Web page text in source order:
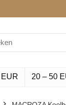
20 – 50